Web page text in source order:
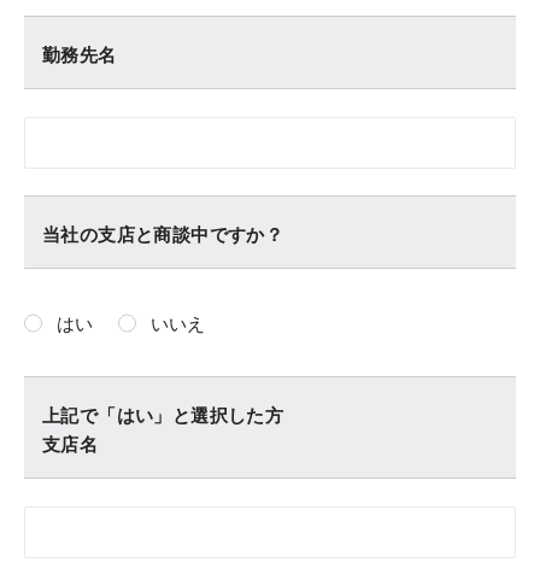
勤務先名
当社の支店と商談中ですか？
はい いいえ
上記で「はい」と選択した方
支店名